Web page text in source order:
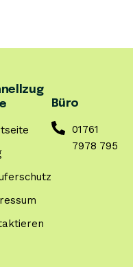
Büro
01761
7978 795